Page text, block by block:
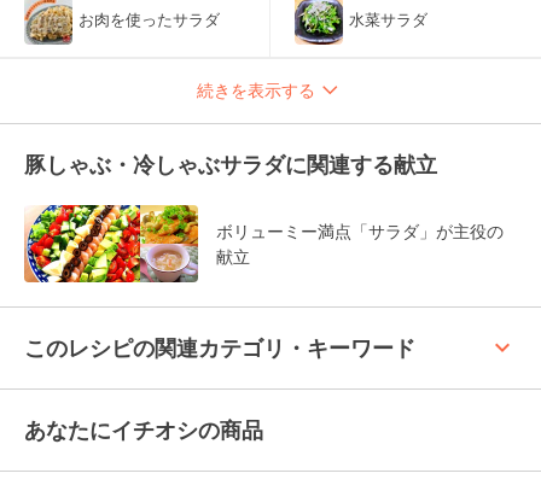
お肉を使ったサラダ 水菜サラダ
続きを表示する
豚しゃぶ・冷しゃぶサラダに関連する献立
ボリューミー満点「サラダ」が主役の
献立
このレシピの関連カテゴリ・キーワード keyboard_arrow_up
あなたにイチオシの商品